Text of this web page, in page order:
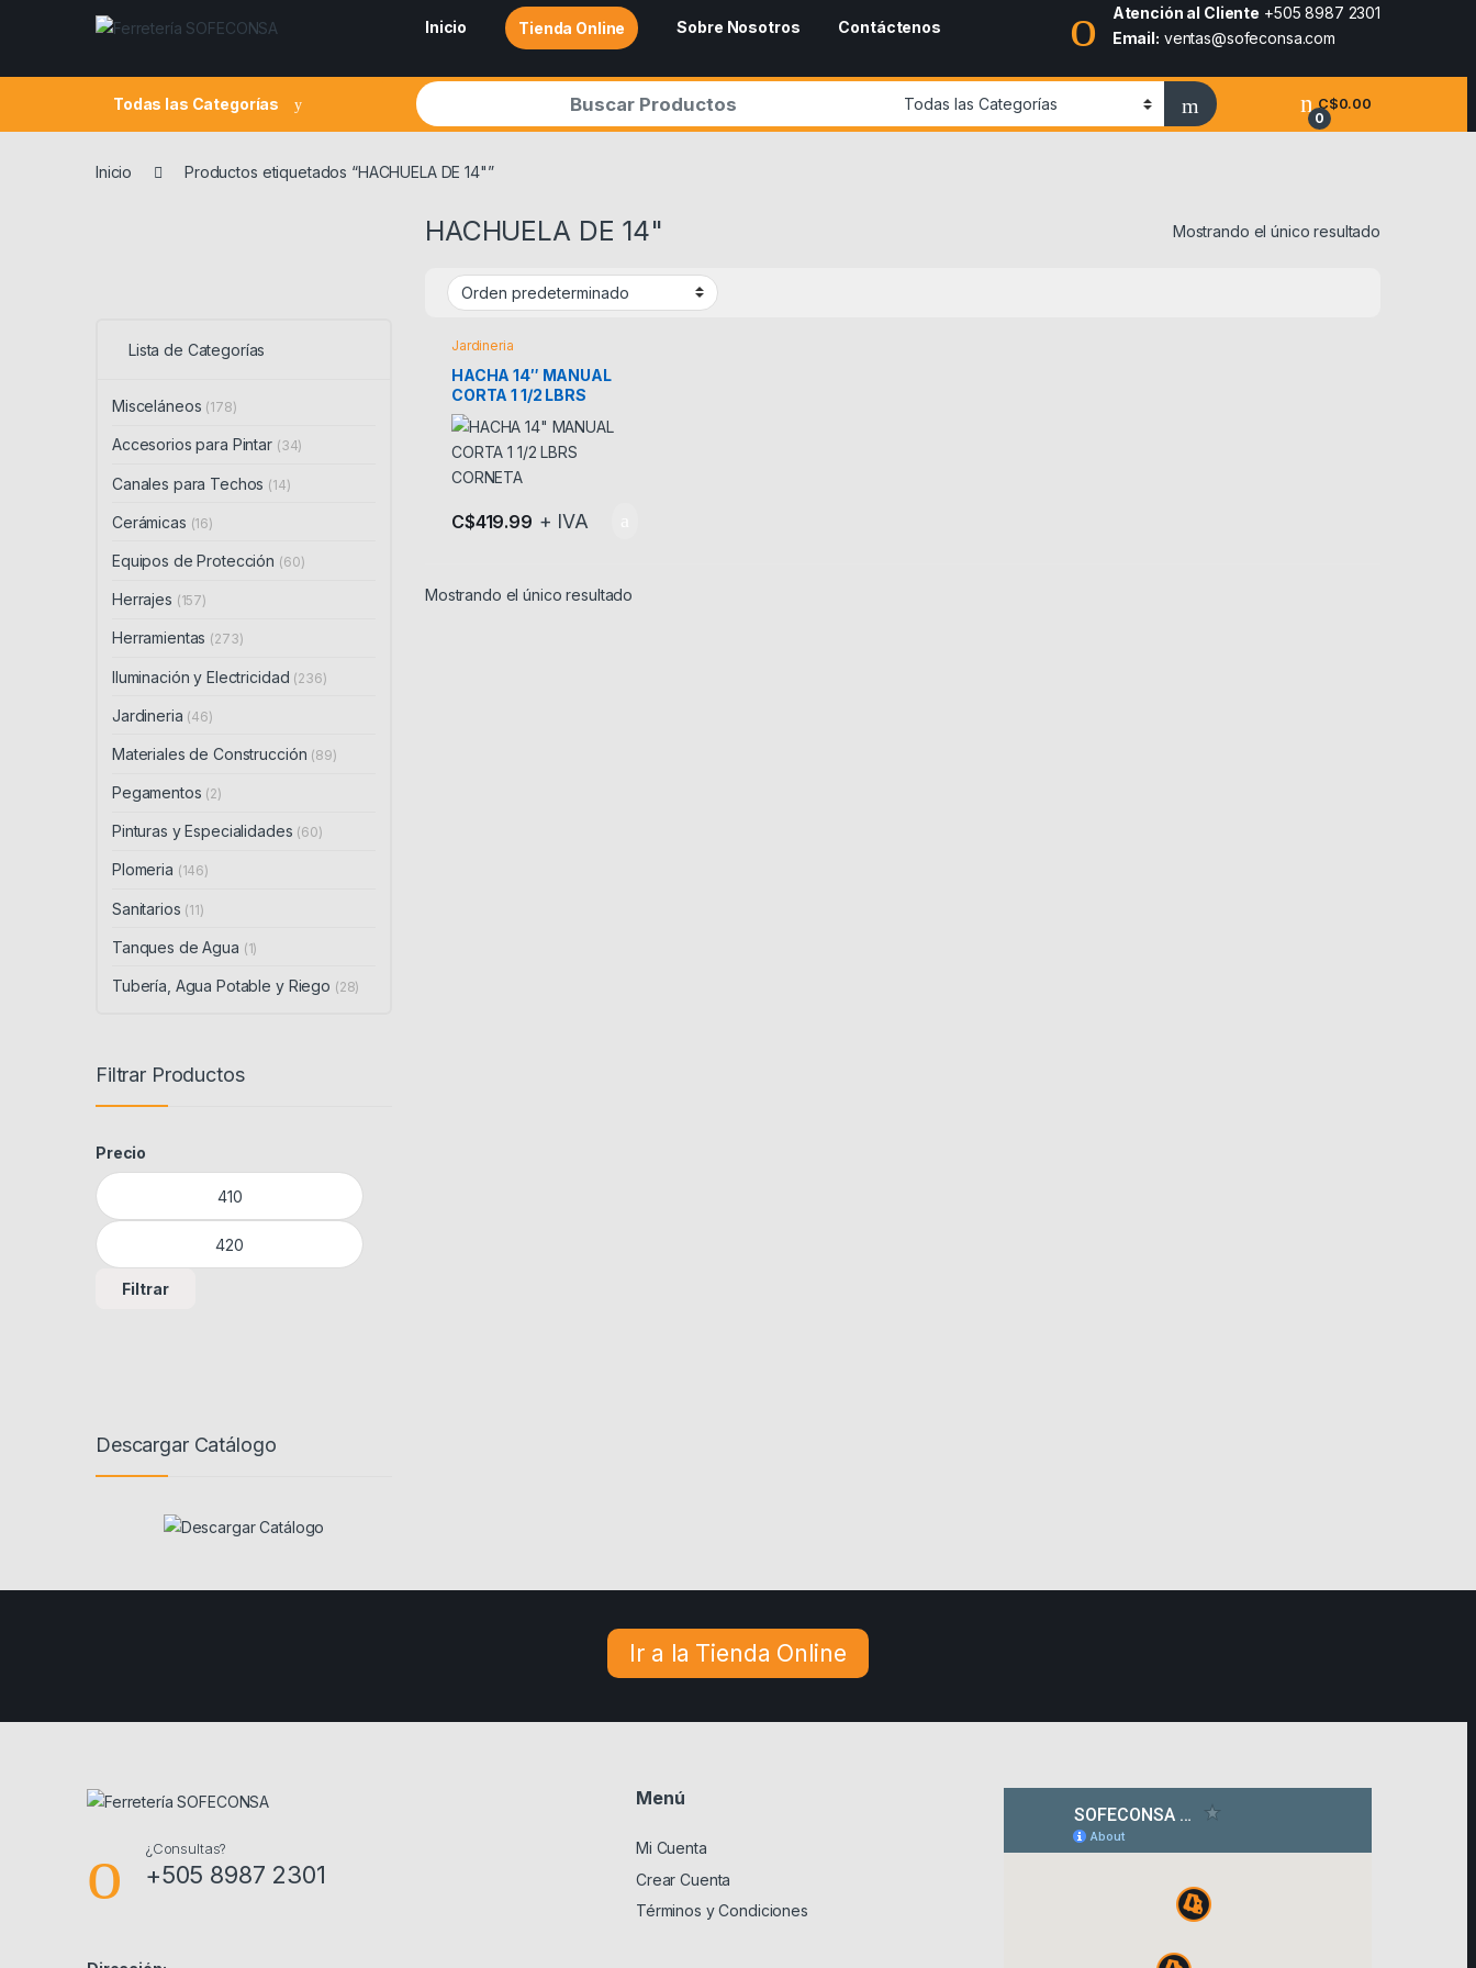
Skip to navigation
Skip to content
Inicio
Tienda Online Sobre Nosotros Contáctenos
Atención al Cliente +505 8987 2301
Email: ventas@sofeconsa.com
Todas las Categorías
Search for:
0
C$0.00
Inicio Productos etiquetados “HACHUELA DE 14"”
HACHUELA DE 14" Mostrando el único resultado
Jardineria
HACHA 14″ MANUAL
CORTA 1 1/2 LBRS
CORNETA
C$419.99 + IVA
Mostrando el único resultado
Lista de Categorías
Misceláneos (178)
Accesorios para Pintar (34)
Canales para Techos (14)
Cerámicas (16)
Equipos de Protección (60)
Herrajes (157)
Herramientas (273)
Iluminación y Electricidad (236)
Jardineria (46)
Materiales de Construcción (89)
Pegamentos (2)
Pinturas y Especialidades (60)
Plomeria (146)
Sanitarios (11)
Tanques de Agua (1)
Tubería, Agua Potable y Riego (28)
Filtrar Productos
Precio
Precio mínimo
Precio máximo
Filtrar
Descargar Catálogo
Ir a la Tienda Online
¿Consultas?
+505 8987 2301
Menú
Mi Cuenta
Crear Cuenta
Términos y Condiciones